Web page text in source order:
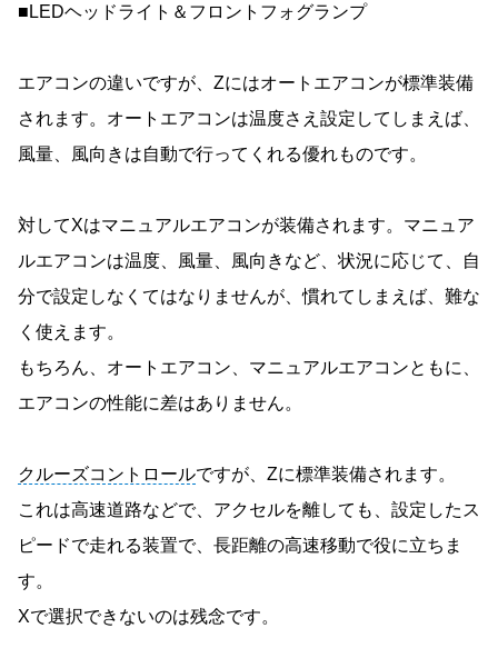
■LEDヘッドライト＆フロントフォグランプ
エアコンの違いですが、Zにはオートエアコンが標準装備
されます。オートエアコンは温度さえ設定してしまえば、
風量、風向きは自動で行ってくれる優れものです。
対してXはマニュアルエアコンが装備されます。マニュア
ルエアコンは温度、風量、風向きなど、状況に応じて、自
分で設定しなくてはなりませんが、慣れてしまえば、難な
く使えます。
もちろん、オートエアコン、マニュアルエアコンともに、
エアコンの性能に差はありません。
クルーズコントロールですが、Zに標準装備されます。
これは高速道路などで、アクセルを離しても、設定したス
ピードで走れる装置で、長距離の高速移動で役に立ちま
す。
Xで選択できないのは残念です。